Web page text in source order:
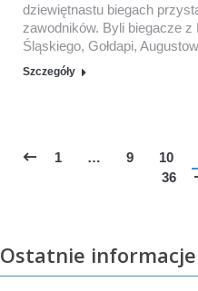
dziewiętnastu biegach
zawodników. Byli biegacze z
Śląskiego, Gołdapi,
Szczegóły
1 … 9 10
36
Ostatnie informacje